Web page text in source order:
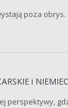
poza obrys.
i
perspektywy,